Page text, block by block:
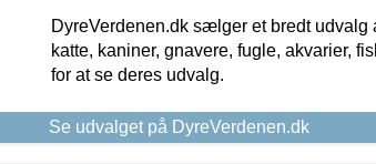
DyreVerdenen.dk sælger et bredt udvalg
katte, kaniner, gnavere, fugle, akvarier,
for at se deres udvalg.
Se udvalget på DyreVerdenen.dk